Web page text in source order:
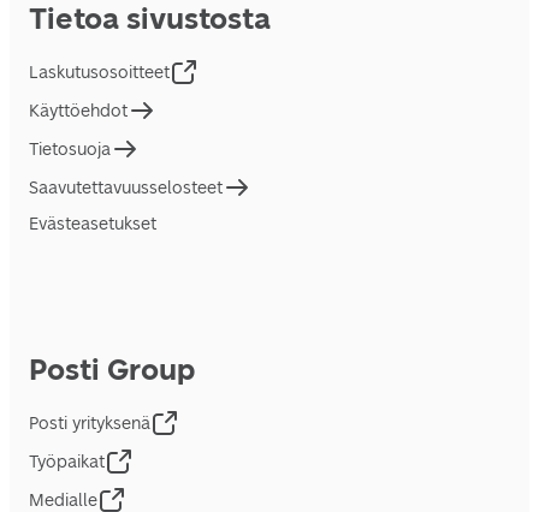
Tietoa sivustosta
Laskutusosoitteet
Käyttöehdot
Tietosuoja
Saavutettavuusselosteet
Evästeasetukset
Posti Group
Posti yrityksenä
Työpaikat
Medialle